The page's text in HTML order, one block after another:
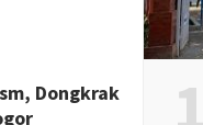
Dongkrak
1